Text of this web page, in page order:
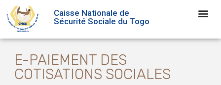
Caisse Nationale de
Sécurité Sociale du Togo
E-PAIEMENT DES
COTISATIONS SOCIALES